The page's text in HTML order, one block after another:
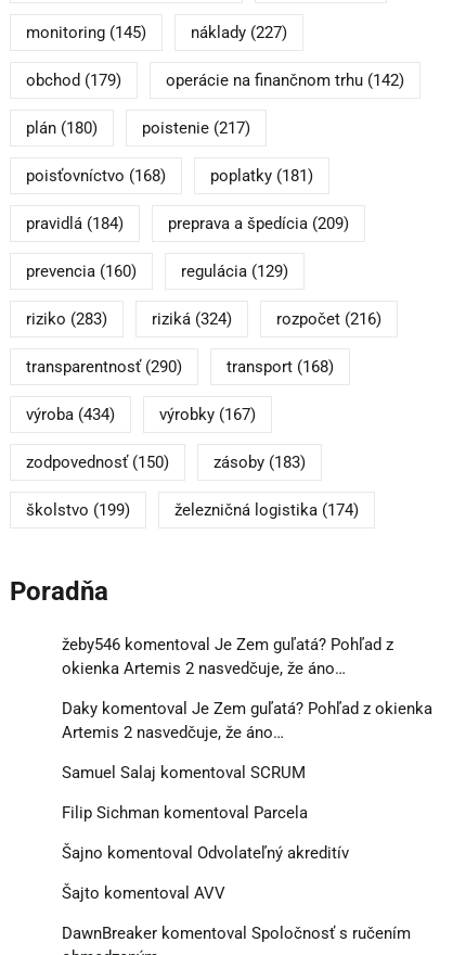
monitoring(145) náklady(227)
obchod (179) operácie na finančnom trhu(142)
plán(180) poistenie(217)
poisťovníctvo (168) poplatky(181)
pravidlá(184) preprava a špedícia(209)
prevencia(160) regulácia(129)
riziko (283) riziká(324) rozpočet(216)
transparentnosť(290) transport(168)
výroba(434) výrobky(167)
zodpovednosť(150) zásoby(183)
školstvo (199) železničná logistika(174)
Poradňa
žeby546komentoval Je Zem guľatá? Pohľad z
okienka Artemis 2 nasvedčuje, že áno…
Dakykomentoval Je Zem guľatá? Pohľad z okienka
Artemis 2 nasvedčuje, že áno…
Samuel Salaj komentoval SCRUM
Filip Sichmankomentoval Parcela
Šajno komentoval Odvolateľný akreditív
Šajto komentoval AVV
DawnBreakerkomentoval Spoločnosť s ručením